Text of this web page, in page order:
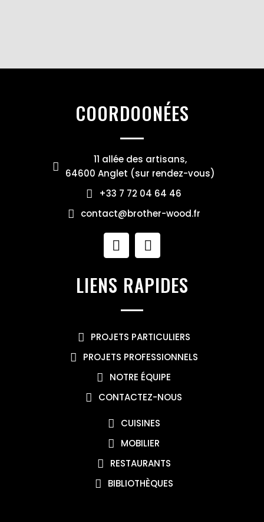
COORDOONÉES
11 allée des artisans,
64600 Anglet (sur rendez-vous)
+33 7 72 04 64 46
contact@brother-wood.fr
LIENS RAPIDES
PROJETS PARTICULIERS
PROJETS PROFESSIONNELS
NOTRE ÉQUIPE
CONTACTEZ-NOUS
CUISINES
MOBILIER
RESTAURANTS
BIBLIOTHÈQUES